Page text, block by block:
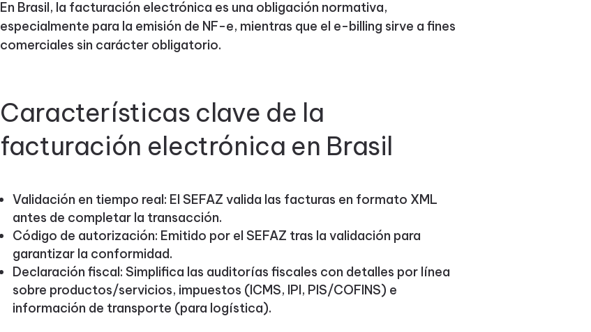
En Brasil, la facturación electrónica es una obligación normativa,
especialmente para la emisión de NF-e, mientras que el e-billing sirve a fines
comerciales sin carácter obligatorio.
Características clave de la
facturación electrónica en Brasil
Validación en tiempo real: El SEFAZ valida las facturas en formato XML
antes de completar la transacción.
Código de autorización: Emitido por el SEFAZ tras la validación para
garantizar la conformidad.
Declaración fiscal: Simplifica las auditorías fiscales con detalles por línea
sobre productos/servicios, impuestos (ICMS, IPI, PIS/COFINS) e
información de transporte (para logística).